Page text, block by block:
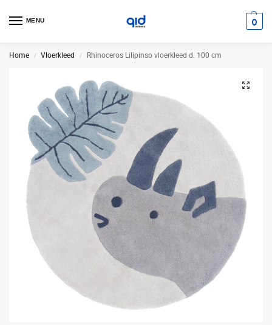
MENU 0
Home / Vloerkleed / Rhinoceros Lilipinso vloerkleed d. 100 cm